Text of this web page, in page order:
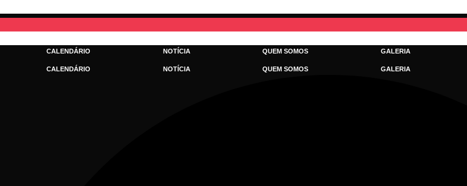
para
o
conteúdo
CALENDÁRIO NOTÍCIA QUEM SOMOS GALERIA
CALENDÁRIO NOTÍCIA QUEM SOMOS GALERIA